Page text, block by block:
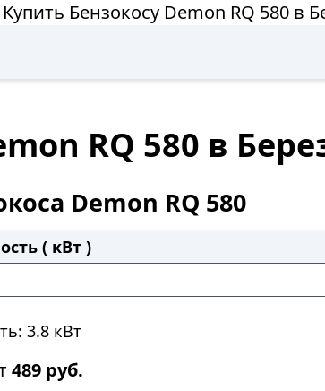
Купить Бензокосу Demon RQ 580 в
RQ 580 в
Demon RQ 580
( кВт )
3.8 кВт
489 руб.